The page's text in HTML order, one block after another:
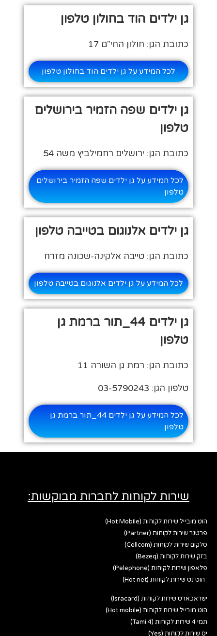
גן ילדים הוד בחולון טלפון
כתובת הגן: חולון החי"ם 17
לכל המידע על גן ילדים הוד בחולון טלפון
גן ילדים שפה הזמיר בירושלים
טלפון
כתובת הגן: ירושלים רחמילביץ משה 54
לכל המידע על גן ילדים שפה הזמיר בירושלים
טלפון
גן ילדים אלנוגום בטייבה טלפון
כתובת הגן: טייבה אלקינה-שכונה מזרח
לכל המידע על גן ילדים אלנוגום בטייבה טלפון
גן ילדים 44_תור ברמת גן
טלפון
כתובת הגן: רמת גן השורה 11
טלפון הגן: 03-5790243
לכל המידע על גן ילדים 44_תור ברמת גן
טלפון
שירות לקוחות לחברות מבוקשות:
הוט מובייל שירות לקוחות (Hot Mobile)
פרטנר שירות לקוחות (Partner)
סלקום שירות לקוחות (Cellcom)
בזק שירות לקוחות (Bezeq)
פלאפון שירות לקוחות (Pelephone)
הוט נט שירות לקוחות (Hot net)
ישראכארט שירות לקוחות (Isracard)
הוט מובייל שירות לקוחות (Hot mobile)
תמי 4 שירות לקוחות (Tami 4)
יס שירות לקוחות (Yes)